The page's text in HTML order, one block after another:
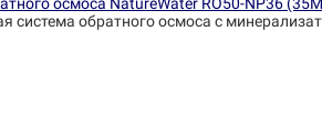
система обратного осмоса с